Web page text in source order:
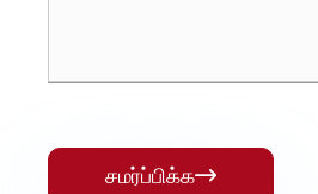
சமர்ப்பிக்க